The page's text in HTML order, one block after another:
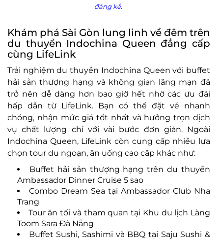
đáng kể.
Khám phá Sài Gòn lung linh về đêm trên
du thuyền Indochina Queen đẳng cấp
cùng LifeLink
Trải nghiệm du thuyền Indochina Queen với buffet
hải sản thượng hạng và không gian lãng mạn đã
trở nên dễ dàng hơn bao giờ hết nhờ các ưu đãi
hấp dẫn từ LifeLink. Bạn có thể đặt vé nhanh
chóng, nhận mức giá tốt nhất và hưởng trọn dịch
vụ chất lượng chỉ với vài bước đơn giản. Ngoài
Indochina Queen, LifeLink còn cung cấp nhiều lựa
chọn tour du ngoạn, ăn uống cao cấp khác như:
Buffet hải sản thượng hạng trên du thuyền
Ambassador Dinner Cruise 5 sao
Combo Dream Sea tại Ambassador Club Nha
Trang
Tour ăn tối và tham quan tại Khu du lịch Làng
Toom Sara Đà Nẵng
Buffet Sushi, Sashimi và BBQ tại Saju Sushi &